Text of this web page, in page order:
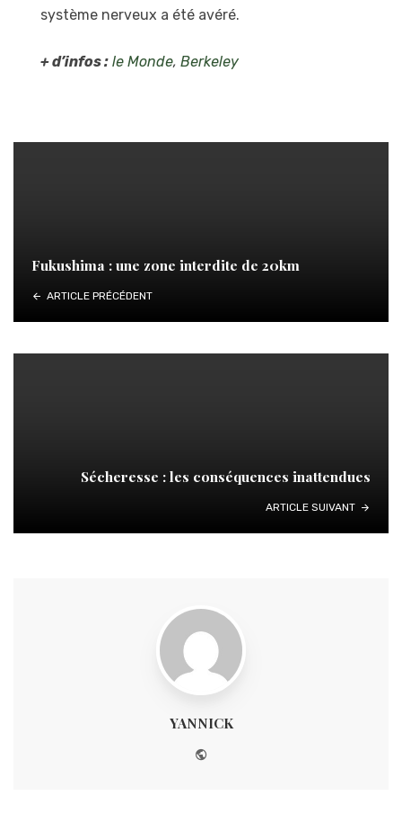
système nerveux a été avéré.
+ d’infos : le Monde, Berkeley
Fukushima : une zone interdite de 20km
ARTICLE PRÉCÉDENT
Sécheresse : les conséquences inattendues
ARTICLE SUIVANT
YANNICK